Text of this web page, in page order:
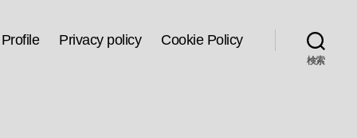
Profile Privacy policy Cookie Policy
検索